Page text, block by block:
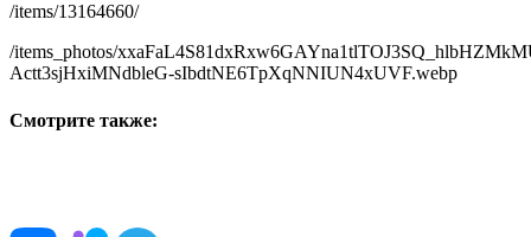
/items/13164660/
/items_photos/
Actt3sjHxiMNdbleG-sIbdtNE6TpXqNNIUN4xUVF.webp
Смотрите также: